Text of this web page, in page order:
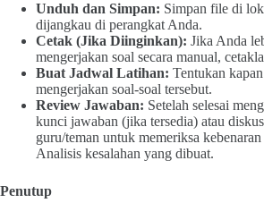
Unduh dan Simpan: Simpan file di
dijangkau di perangkat Anda.
Cetak (Jika Diinginkan): Jika Anda
mengerjakan soal secara manual,
Buat Jadwal Latihan: Tentukan
mengerjakan soal-soal tersebut.
Review Jawaban: Setelah selesai
kunci jawaban (jika tersedia) atau
guru/teman untuk memeriksa
Analisis kesalahan yang dibuat.
Penutup